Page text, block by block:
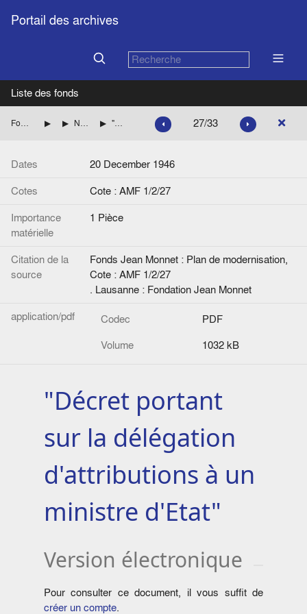
Portail des archives
Liste des fonds
Fonds Jean Monnet : Plan de modernisation Constitution du Plan
Nominations au Conseil du Plan et aux Commissions de modernisation "Décret portant sur la délégation d'attributions à un ministre d'Etat" 27/33
Dates
20 December 1946
Cotes
Cote : AMF 1/2/27
Importance
matérielle
1 Pièce
Citation de la
source
Fonds Jean Monnet : Plan de modernisation,
Cote : AMF 1/2/27
. Lausanne : Fondation Jean Monnet
application/pdf
Codec
PDF
Volume
1032 kB
"Décret portant
sur la délégation
d'attributions à un
ministre d'Etat"
Version électronique
Pour consulter ce document, il vous suffit de
créer un compte.